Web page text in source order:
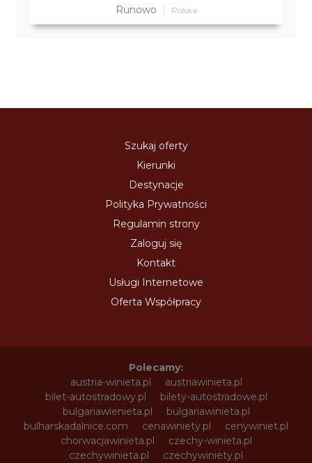
Runowo Polska
Szukaj oferty
Kierunki
Destynacje
Polityka Prywatności
Regulamin strony
Zaloguj się
Kontakt
Usługi Internetowe
Oferta Współpracy
Polecamy:
austria-winieta.pl
austriawinieta.pl
bilet-autostradowy.pl
bilety-autostradowe.pl
bulgariawienieta.pl
bulgariawinieta.pl
bulharskadalnice.com
cenawiniety.pl
cenywiniet.pl
chorwacjawinieta.pl
czechy-winieta.pl
czechywinieta.pl
czechywiniety.pl